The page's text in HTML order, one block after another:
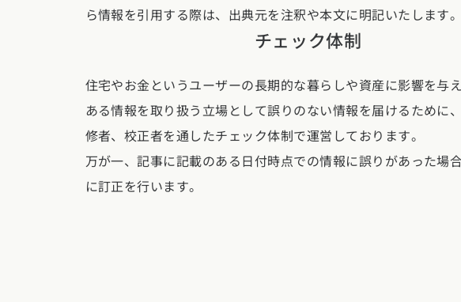
四国エリア
香川県徳島県愛媛県
九州・沖縄エリア
福岡県 佐賀県 長崎県熊本県 大分県宮崎
施工事例
デザインのヒント
ニュースレター
デザインコンテスト
甲信越・北陸エリア
新潟県富山県石川県
東海エリア
愛知県 岐阜県静岡県三重県
関西エリア
ら情報を引用する際は、出典元を注釈や本文に明記いたします。
チェック体制
住宅やお金というユーザーの長期的な暮らしや資産に影響を与
ある情報を取り扱う立場として誤りのない情報を届けるために
修者、校正者を通したチェック体制で運営しております。
万が一、記事に記載のある日付時点での情報に誤りがあった場
に訂正を行います。